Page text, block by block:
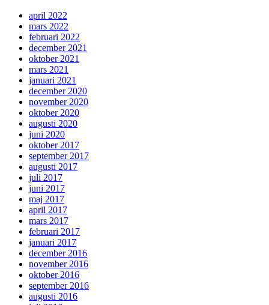
april 2022
mars 2022
februari 2022
december 2021
oktober 2021
mars 2021
januari 2021
december 2020
november 2020
oktober 2020
augusti 2020
juni 2020
oktober 2017
september 2017
augusti 2017
juli 2017
juni 2017
maj 2017
april 2017
mars 2017
februari 2017
januari 2017
december 2016
november 2016
oktober 2016
september 2016
augusti 2016